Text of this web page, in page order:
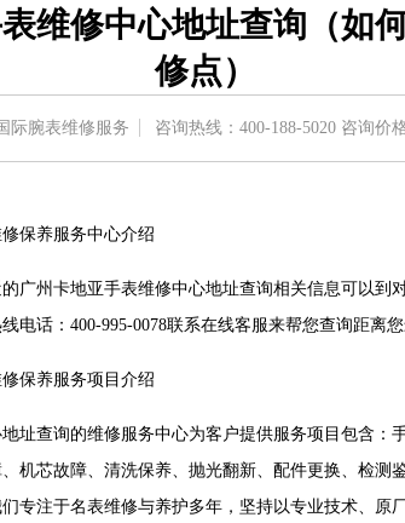
室（需提前预约）
前预约）
13室（需提前预约）
预约）
预约）
预约）
维修中心地址查询（如
修点）
际腕表维修服务 咨询热线： 400-188-5020咨询价
保养服务中心介绍
广州卡地亚手表维修中心地址查询相关信息可以到
电话：400-995-0078联系在线客服来帮您查询距离您
保养服务项目介绍
址查询的维修服务中心为客户提供服务项目包含：
机芯故障、清洗保养、抛光翻新、配件更换、检测
专注于名表维修与养护多年，坚持以专业技术、原